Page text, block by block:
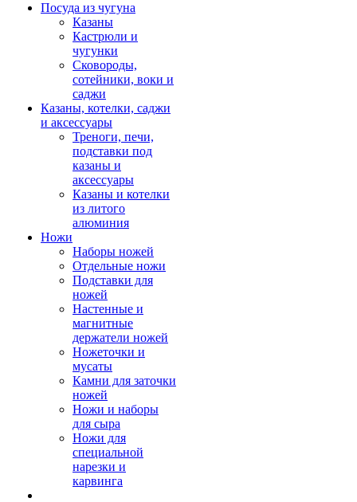
Посуда из чугуна
Казаны
Кастрюли и
чугунки
Сковороды,
сотейники, воки и
саджи
Казаны, котелки, саджи
и аксессуары
Треноги, печи,
подставки под
казаны и
аксессуары
Казаны и котелки
из литого
алюминия
Ножи
Наборы ножей
Отдельные ножи
Подставки для
ножей
Настенные и
магнитные
держатели ножей
Ножеточки и
мусаты
Камни для заточки
ножей
Ножи и наборы
для сыра
Ножи для
специальной
нарезки и
карвинга